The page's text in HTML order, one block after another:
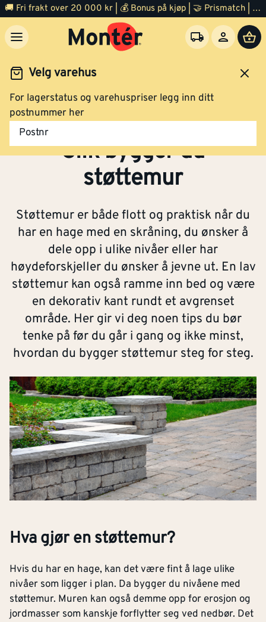
🚚 Fri frakt over 20 000 kr | 💰 Bonus på kjøp | 🤝 Prismatch | ⭐ 100% fornøyd garanti | 🏪 140 byggevarehus
Velg varehus
For lagerstatus og varehuspriser legg inn ditt
postnummer her
Postnr
Byggeprosjekter
Slik bygger du
støttemur
Støttemur er både flott og praktisk når du
har en hage med en skråning, du ønsker å
dele opp i ulike nivåer eller har
høydeforskjeller du ønsker å jevne ut. En lav
støttemur kan også ramme inn bed og være
en dekorativ kant rundt et avgrenset
område. Her gir vi deg noen tips du bør
tenke på før du går i gang og ikke minst,
hvordan du bygger støttemur steg for steg.
Hva gjør en støttemur?
Hvis du har en hage, kan det være fint å lage ulike
nivåer som ligger i plan. Da bygger du nivåene med
støttemur. Muren kan også demme opp for erosjon og
jordmasser som kanskje forflytter seg ved nedbør. Det